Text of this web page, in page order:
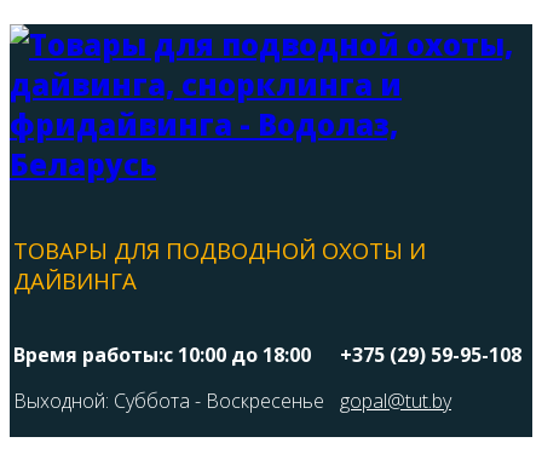
ТОВАРЫ ДЛЯ ПОДВОДНОЙ ОХОТЫ И
ДАЙВИНГА
Время работы:с 10:00 до 18:00
Выходной: Суббота - Воскресенье
+375 (29) 59-95-108
gopal@tut.by